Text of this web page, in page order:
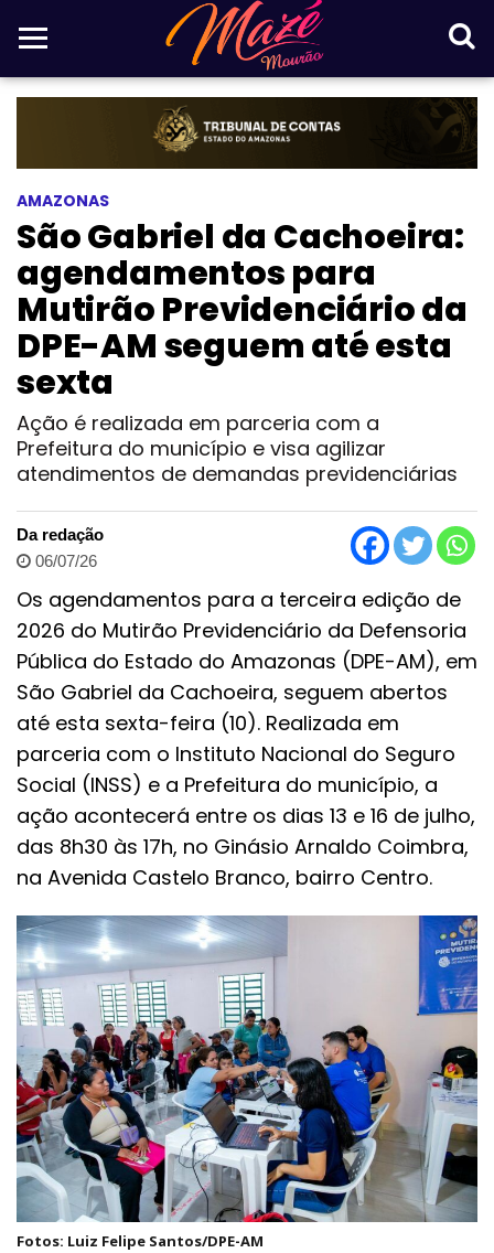
AMAZONAS
São Gabriel da Cachoeira:
agendamentos para
Mutirão Previdenciário da
DPE-AM seguem até esta
sexta
Ação é realizada em parceria com a
Prefeitura do município e visa agilizar
atendimentos de demandas previdenciárias
Da redação
06/07/26
Os agendamentos para a terceira edição de
2026 do Mutirão Previdenciário da Defensoria
Pública do Estado do Amazonas (DPE-AM), em
São Gabriel da Cachoeira, seguem abertos
até esta sexta-feira (10). Realizada em
parceria com o Instituto Nacional do Seguro
Social (INSS) e a Prefeitura do município, a
ação acontecerá entre os dias 13 e 16 de julho,
das 8h30 às 17h, no Ginásio Arnaldo Coimbra,
na Avenida Castelo Branco, bairro Centro.
Fotos: Luiz Felipe Santos/DPE-AM